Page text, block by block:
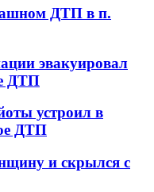
ДТП в п.
эвакуировал
ДТП
устроил в
ДТП
и скрылся с